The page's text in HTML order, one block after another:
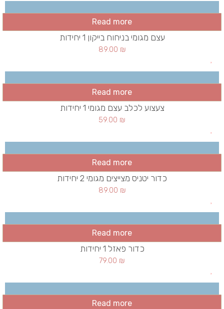
Read more
עצם מגומי בניחוח בייקון 1 יחידות
89.00 ₪
Read more
צעצוע לכלב עצם מגומי 1 יחידות
59.00 ₪
Read more
כדור יטניס מצייצים מגומי 2 יחידות
89.00 ₪
Read more
כדור פאזל 1 יחידות
79.00 ₪
Read more